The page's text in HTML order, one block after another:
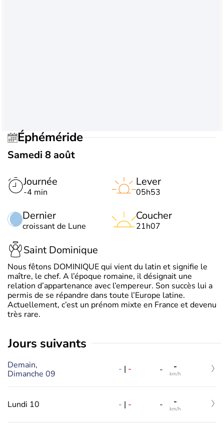
Éphéméride
Samedi 8 août
Journée
-4 min
Dernier
croissant de Lune
Lever
05h53
Coucher
21h07
Saint Dominique
Nous fêtons DOMINIQUE qui vient du latin et signifie le
maître, le chef. A l’époque romaine, il désignait une
relation d’appartenance avec l’empereur. Son succès lui a
permis de se répandre dans toute l’Europe latine.
Actuellement, c’est un prénom mixte en France et devenu
très rare.
jours suivants
Demain,
Dimanche 09
- | - - -
km/h
Lundi 10 - | - - -
km/h